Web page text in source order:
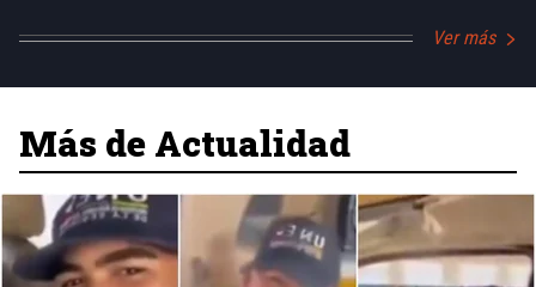
Ver más
Más de Actualidad